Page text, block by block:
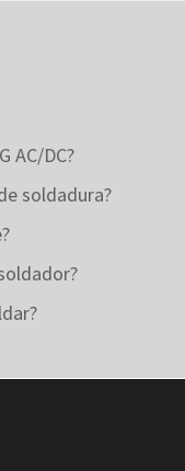
AC/DC?
soldadura?